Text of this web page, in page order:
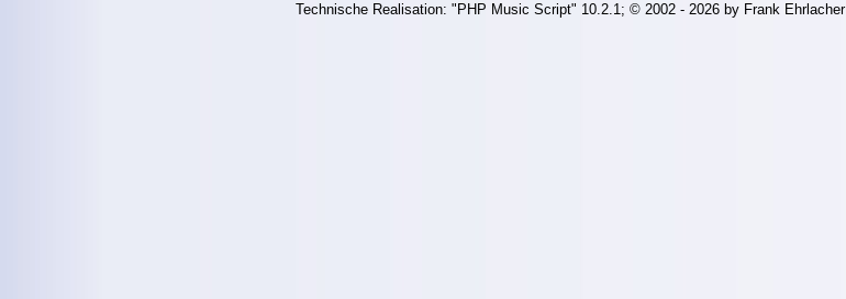
Technische Realisation: "PHP Music Script" 10.2.1; © 2002 - 2026 by Frank Ehrlacher